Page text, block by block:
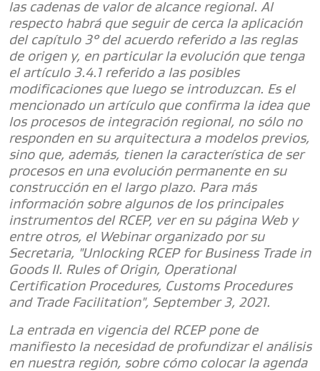
las cadenas de valor de alcance regional. Al
respecto habrá que seguir de cerca la aplicación
del capítulo 3° del acuerdo referido a las reglas
de origen y, en particular la evolución que tenga
el artículo 3.4.1 referido a las posibles
modificaciones que luego se introduzcan. Es el
mencionado un artículo que confirma la idea que
los procesos de integración regional, no sólo no
responden en su arquitectura a modelos previos,
sino que, además, tienen la característica de ser
procesos en una evolución permanente en su
construcción en el largo plazo. Para más
información sobre algunos de los principales
instrumentos del RCEP, ver en su página Web y
entre otros, el Webinar organizado por su
Secretaria, "Unlocking RCEP for Business Trade in
Goods II. Rules of Origin, Operational
Certification Procedures, Customs Procedures
and Trade Facilitation", September 3, 2021.
La entrada en vigencia del RCEP pone de
manifiesto la necesidad de profundizar el análisis
en nuestra región, sobre cómo colocar la agenda